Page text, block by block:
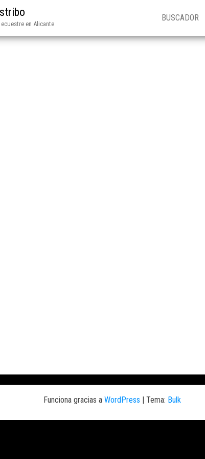
en Alicante
BUSCADOR
Las opciones se pueden elegir en la página de producto
Funciona gracias a WordPress | Tema: Bulk